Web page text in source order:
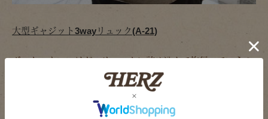
大型ギャジット3wayリュック(A-21)
ボストンもいいけど、リュックに詰め込んで旅行っていうの